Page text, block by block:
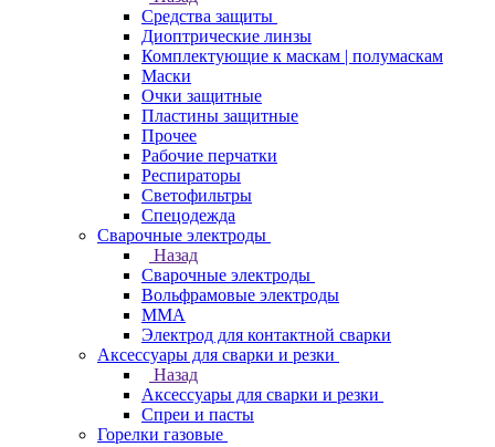
Средства защиты
Диоптрические линзы
Комплектующие к маскам | полумаскам
Маски
Очки защитные
Пластины защитные
Прочее
Рабочие перчатки
Респираторы
Светофильтры
Спецодежда
Сварочные электроды
Назад
Сварочные электроды
Вольфрамовые электроды
ММА
Электрод для контактной сварки
Аксессуары для сварки и резки
Назад
Аксессуары для сварки и резки
Спреи и пасты
Горелки газовые